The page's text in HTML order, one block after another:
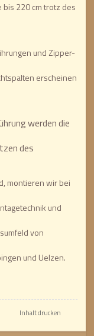
bis 220 cm trotz des
und Zipper-
erscheinen
werden die
des
montieren wir bei
und
von
und Uelzen.
Inhalt drucken